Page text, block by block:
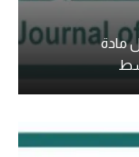
مادة